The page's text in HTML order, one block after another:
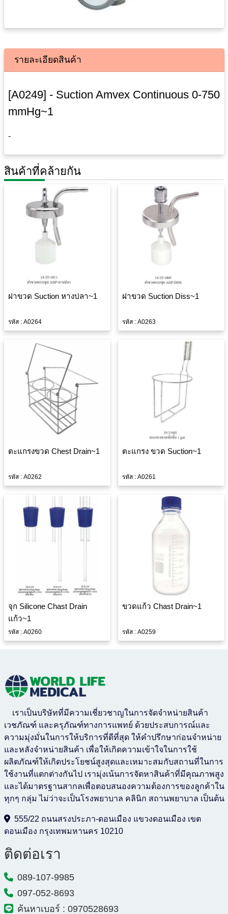
รายละเอียดสินค้า
[A0249] - Suction Amvex Continuous 0-750
mmHg~1
-
สินค้าที่คล้ายกัน
ฝาขวด Suction หางปลา~1
รหัส : A0264
ฝาขวด Suction Diss~1
รหัส : A0263
ตะแกรงขวด Chest Drain~1
รหัส : A0262
ตะแกรง ขวด Suction~1
รหัส : A0261
จุก Silicone Chast Drain
แก้ว~1
รหัส : A0260
ขวดแก้ว Chast Drain~1
รหัส : A0259
เราเป็นบริษัทที่มีความเชี่ยวชาญในการจัดจำหน่ายสินค้า
เวชภัณฑ์ และครุภัณฑ์ทางการแพทย์ ด้วยประสบการณ์และ
ความมุ่งมั่นในการให้บริการที่ดีที่สุด ให้คำปรึกษาก่อนจำหน่าย
และหลังจำหน่ายสินค้า เพื่อให้เกิดความเข้าใจในการใช้
ผลิตภัณฑ์ให้เกิดประโยชน์สูงสุดและเหมาะสมกับสถานที่ในการ
ใช้งานที่แตกต่างกันไป เรามุ่งเน้นการจัดหาสินค้าที่มีคุณภาพสูง
และได้มาตรฐานสากลเพื่อตอบสนองความต้องการของลูกค้าใน
ทุกๆ กลุ่ม ไม่ว่าจะเป็นโรงพยาบาล คลินิก สถานพยาบาล เป็นต้น
555/22 ถนนสรงประภา-ดอนเมือง แขวงดอนเมือง เขต
ดอนเมือง กรุงเทพมหานคร 10210
ติดต่อเรา
089-107-9985
097-052-8693
ค้นหาเบอร์ : 0970528693